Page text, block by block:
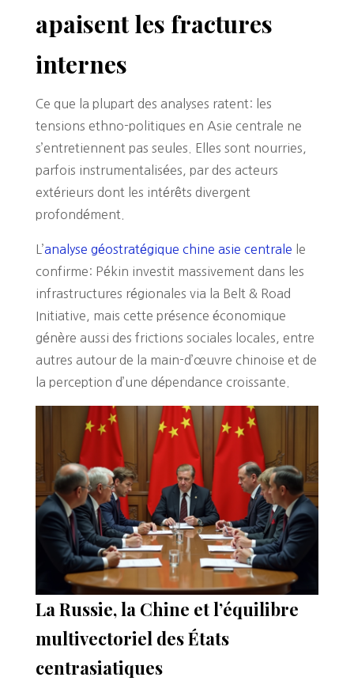
apaisent les fractures
internes
Ce que la plupart des analyses ratent: les
tensions ethno-politiques en Asie centrale ne
s’entretiennent pas seules. Elles sont nourries,
parfois instrumentalisées, par des acteurs
extérieurs dont les intérêts divergent
profondément.
L’analyse géostratégique chine asie centrale le
confirme: Pékin investit massivement dans les
infrastructures régionales via la Belt & Road
Initiative, mais cette présence économique
génère aussi des frictions sociales locales, entre
autres autour de la main-d’œuvre chinoise et de
la perception d’une dépendance croissante.
La Russie, la Chine et l’équilibre
multivectoriel des États
centrasiatiques